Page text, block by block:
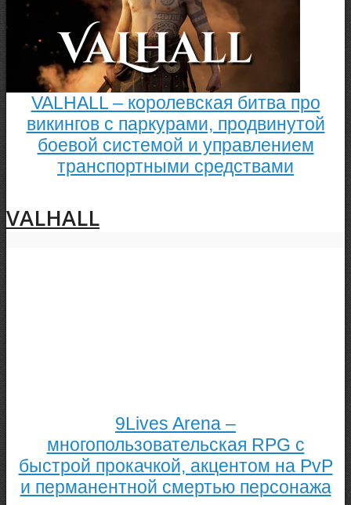
VALHALL – королевская битва про
викингов с паркурами, продвинутой
боевой системой и управлением
транспортными средствами
VALHALL
9Lives Arena –
многопользовательская RPG с
быстрой прокачкой, акцентом на PvP
и перманентной смертью персонажа